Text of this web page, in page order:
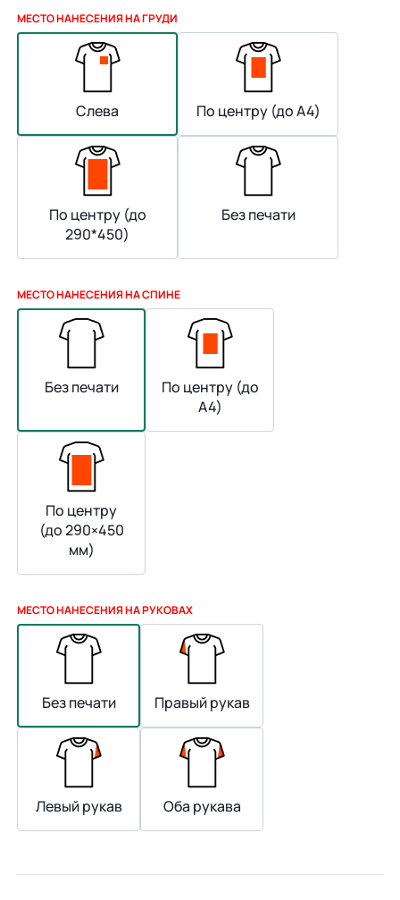
МЕСТО НАНЕСЕНИЯ НА ГРУДИ
Слева По центру (до А4)
По центру (до
290*450)
Без печати
МЕСТО НАНЕСЕНИЯ НА СПИНЕ
Без печати
По центру (до
А4)
По центру
(до 290×450
мм)
МЕСТО НАНЕСЕНИЯ НА РУКОВАХ
Без печати Правый рукав
Левый рукав Оба рукава